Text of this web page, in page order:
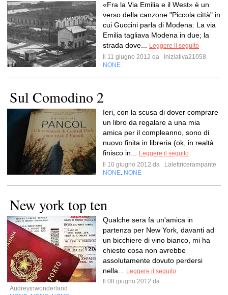
«Fra la Via Emilia e il West» è un
verso della canzone "Piccola città" in
cui Guccini parla di Modena: La via
Emilia tagliava Modena in due; la
strada dove...
Leggere il seguito
Il 11 giugno 2012 da
Iniziativa21058
NONE
Sul Comodino 2
Ieri, con la scusa di dover comprare
un libro da regalare a una mia
amica per il compleanno, sono di
nuovo finita in libreria (ok, in realtà
finisco in...
Leggere il seguito
Il 10 giugno 2012 da
Lalettricerampante
NONE NONE
New york top ten
Qualche sera fa un'amica in
partenza per New York, davanti ad
un bicchiere di vino bianco, mi ha
chiesto cosa non avrebbe
assolutamente dovuto perdersi
nella...
Leggere il seguito
Il 08 giugno 2012 da
Audreyinwonderland